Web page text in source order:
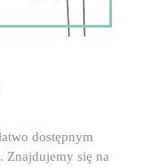
dostępnym
Znajdujemy się na